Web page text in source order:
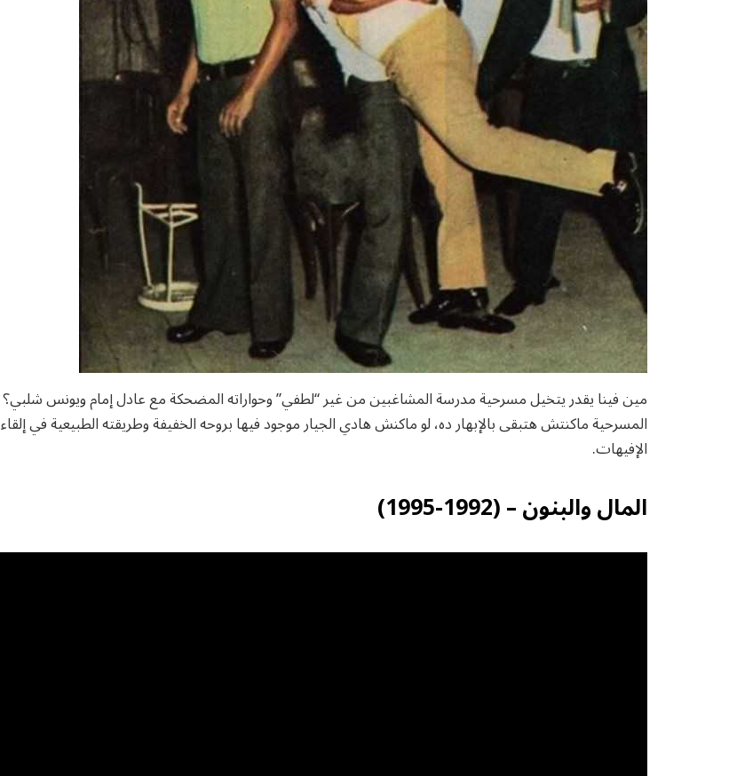
مين فينا يقدر يتخيل مسرحية مدرسة المشاغبين من غير “لطفي” وحواراته المضحكة مع عادل إمام ويونس شلبي؟
المسرحية ماكنتش هتبقى بالإبهار ده، لو ماكنش هادي الجيار موجود فيها بروحه الخفيفة وطريقته الطبيعية في إلقاء
الإفيهات.
المال والبنون – (1992-1995)